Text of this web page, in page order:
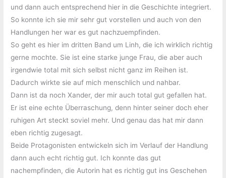
und dann auch entsprechend hier in die Geschichte integriert.
So konnte ich sie mir sehr gut vorstellen und auch von den
Handlungen her war es gut nachzuempfinden.
So geht es hier im dritten Band um Linh, die ich wirklich richtig
gerne mochte. Sie ist eine starke junge Frau, die aber auch
irgendwie total mit sich selbst nicht ganz im Reihen ist.
Dadurch wirkte sie auf mich menschlich und nahbar.
Dann ist da noch Xander, der mir auch total gut gefallen hat.
Er ist eine echte Überraschung, denn hinter seiner doch eher
ruhigen Art steckt soviel mehr. Und genau das hat mir dann
eben richtig zugesagt.
Beide Protagonisten entwickeln sich im Verlauf der Handlung
dann auch echt richtig gut. Ich konnte das gut
nachempfinden, die Autorin hat es richtig gut ins Geschehen